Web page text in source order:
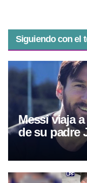
Siguiendo con el
Messi viaja
de su padre